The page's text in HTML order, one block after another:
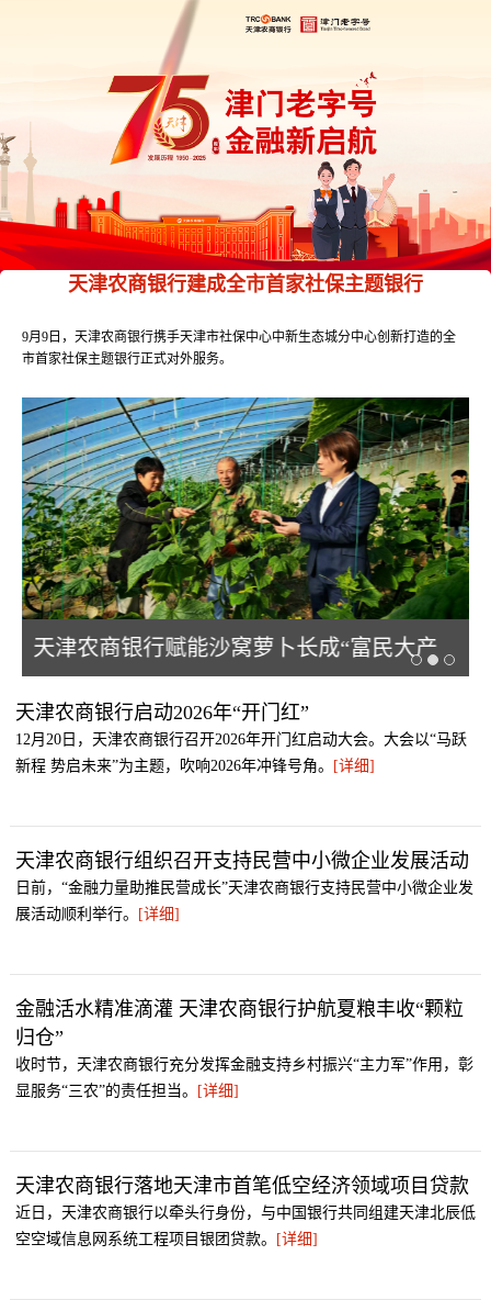
天津农商银行建成全市首家社保主题银行
9月9日，天津农商银行携手天津市社保中心中新生态城分中心创新打造的全
市首家社保主题银行正式对外服务。
天津农商银行赋能沙窝萝卜长成“富民大产
业”
天津农商银行启动2026年“开门红”
12月20日，天津农商银行召开2026年开门红启动大会。大会以“马跃
新程 势启未来”为主题，吹响2026年冲锋号角。
[详细]
天津农商银行组织召开支持民营中小微企业发展活动
日前，“金融力量助推民营成长”天津农商银行支持民营中小微企业发
展活动顺利举行。
[详细]
金融活水精准滴灌 天津农商银行护航夏粮丰收“颗粒
归仓”
收时节，天津农商银行充分发挥金融支持乡村振兴“主力军”作用，彰
显服务“三农”的责任担当。
[详细]
天津农商银行落地天津市首笔低空经济领域项目贷款
近日，天津农商银行以牵头行身份，与中国银行共同组建天津北辰低
空空域信息网系统工程项目银团贷款。
[详细]